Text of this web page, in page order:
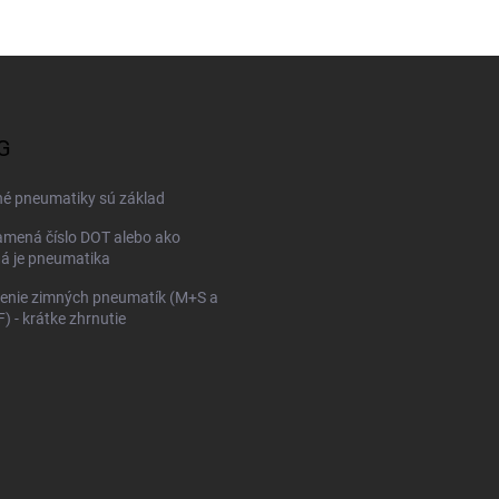
pneumatiky sú základ
číslo DOT alebo ako
je pneumatika
zimných pneumatík (M+S a
- krátke zhrnutie